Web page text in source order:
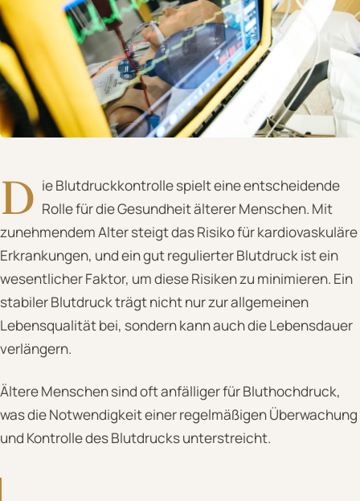
D ie Blutdruckkontrolle spielt eine entscheidende
Rolle für die Gesundheit älterer Menschen. Mit
zunehmendem Alter steigt das Risiko für kardiovaskuläre
Erkrankungen, und ein gut regulierter Blutdruck ist ein
wesentlicher Faktor, um diese Risiken zu minimieren. Ein
stabiler Blutdruck trägt nicht nur zur allgemeinen
Lebensqualität bei, sondern kann auch die Lebensdauer
verlängern.
Ältere Menschen sind oft anfälliger für Bluthochdruck,
was die Notwendigkeit einer regelmäßigen Überwachung
und Kontrolle des Blutdrucks unterstreicht.